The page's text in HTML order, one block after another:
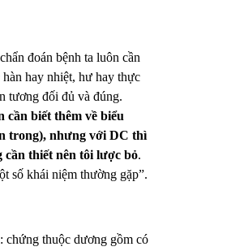
đoán bệnh ta luôn cần
hay nhiệt, hư hay thực
tương đối đủ và đúng.
cần biết thêm về biểu
trong), nhưng với DC thì
cần thiết nên tôi lược bỏ.
số khái niệm thường gặp”.
chứng thuộc dương gồm có